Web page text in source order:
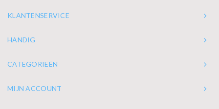
KLANTENSERVICE
HANDIG
CATEGORIEËN
MIJN ACCOUNT